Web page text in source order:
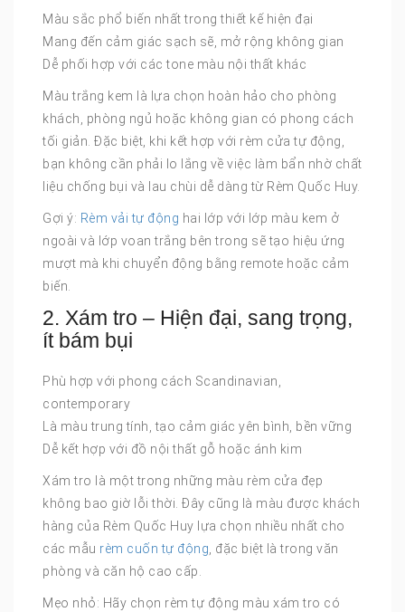
Màu sắc phổ biến nhất trong thiết kế hiện đại
Mang đến cảm giác sạch sẽ, mở rộng không gian
Dễ phối hợp với các tone màu nội thất khác
Màu trắng kem là lựa chọn hoàn hảo cho phòng
khách, phòng ngủ hoặc không gian có phong cách
tối giản. Đặc biệt, khi kết hợp với rèm cửa tự động,
bạn không cần phải lo lắng về việc làm bẩn nhờ chất
liệu chống bụi và lau chùi dễ dàng từ Rèm Quốc Huy.
Gợi ý: Rèm vải tự động hai lớp với lớp màu kem ở
ngoài và lớp voan trắng bên trong sẽ tạo hiệu ứng
mượt mà khi chuyển động bằng remote hoặc cảm
biến.
2. Xám tro – Hiện đại, sang trọng,
ít bám bụi
Phù hợp với phong cách Scandinavian,
contemporary
Là màu trung tính, tạo cảm giác yên bình, bền vững
Dễ kết hợp với đồ nội thất gỗ hoặc ánh kim
Xám tro là một trong những màu rèm cửa đẹp
không bao giờ lỗi thời. Đây cũng là màu được khách
hàng của Rèm Quốc Huy lựa chọn nhiều nhất cho
các mẫu rèm cuốn tự động , đặc biệt là trong văn
phòng và căn hộ cao cấp.
Mẹo nhỏ: Hãy chọn rèm tự động màu xám tro có